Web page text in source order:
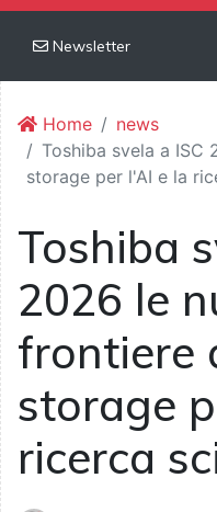
Newsletter
Home
news
Toshiba svela a
storage per l'AI e la
Toshiba
2026 le
frontiere
storage
ricerca